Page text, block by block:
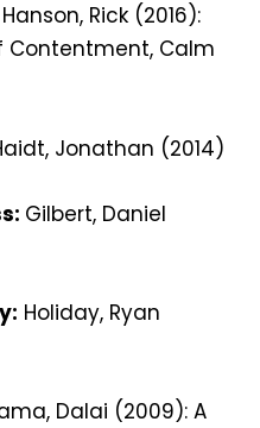
Hanson, Rick (2016):
Contentment, Calm
Jonathan (2014)
Gilbert, Daniel
Holiday, Ryan
Dalai (2009): A